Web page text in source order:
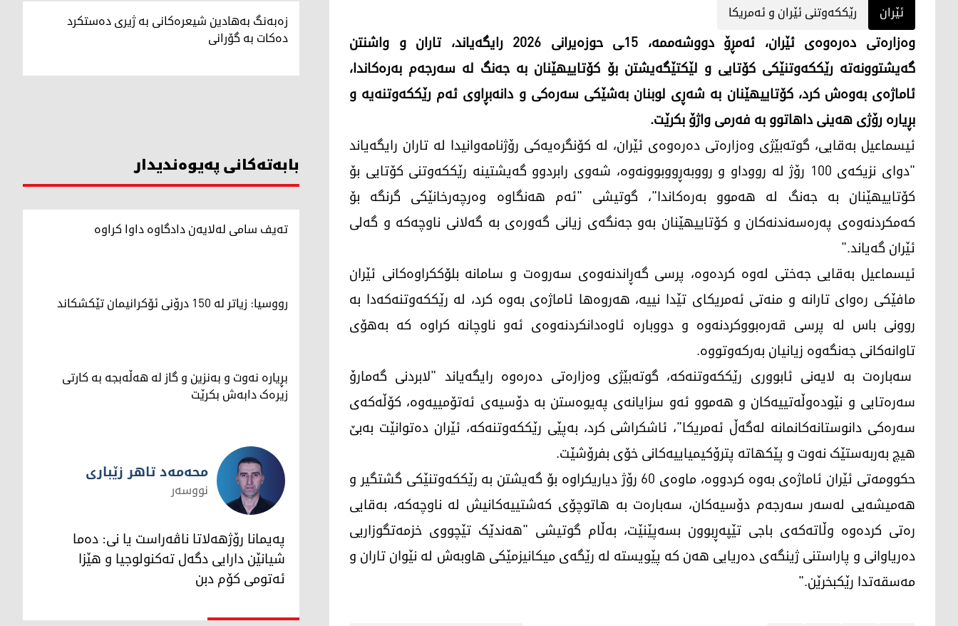
ئێران رێککەوتنی ئێران و ئەمریکا
وەزارەتی دەرەوەی ئێران، ئەمڕۆ دووشەممە، 15ـی حوزەیرانی 2026 رایگەیاند، تاران و واشنتن
گەیشتوونەتە رێککەوتنێکی کۆتایی و لێکتێگەیشتن بۆ کۆتاییهێنان بە جەنگ لە سەرجەم بەرەکاندا،
ئاماژەی بەوەش کرد، کۆتاییهێنان بە شەڕی لوبنان بەشێکی سەرەکی و دانەبڕاوی ئەم رێککەوتنەیە و
بڕیارە رۆژی هەینی داهاتوو بە فەرمی واژۆ بکرێت.
ئیسماعیل بەقایی، گوتەبێژی وەزارەتی دەرەوەی ئێران، لە کۆنگرەیەکی رۆژنامەوانیدا لە تاران رایگەیاند
"دوای نزیکەی 100 رۆژ لە رووداو و رووبەڕووبوونەوە، شەوی رابردوو گەیشتینە رێککەوتنی کۆتایی بۆ
کۆتاییهێنان بە جەنگ لە هەموو بەرەکاندا"، گوتیشی "ئەم هەنگاوە وەرچەرخانێکی گرنگە بۆ
کەمکردنەوەی پەرەسەندنەکان و کۆتاییهێنان بەو جەنگەی زیانی گەورەی بە گەلانی ناوچەکە و گەلی
ئێران گەیاند."
ئیسماعیل بەقایی جەختی لەوە کردەوە، پرسی گەڕاندنەوەی سەروەت و سامانە بلۆککراوەکانی ئێران
مافێکی رەوای تارانە و منەتی ئەمریکای تێدا نییە، هەروەها ئاماژەی بەوە کرد، لە رێککەوتنەکەدا بە
روونی باس لە پرسی قەرەبووکردنەوە و دووبارە ئاوەدانکردنەوەی ئەو ناوچانە کراوە کە بەهۆی
تاوانەکانی جەنگەوە زیانیان بەرکەوتووە.
سەبارەت بە لایەنی ئابووری رێککەوتنەکە، گوتەبێژی وەزارەتی دەرەوە رایگەیاند "لابردنی گەمارۆ
سەرەتایی و نێودەوڵەتییەکان و هەموو ئەو سزایانەی پەیوەستن بە دۆسیەی ئەتۆمییەوە، کۆڵەکەی
سەرەکی دانوستانەکانمانە لەگەڵ ئەمریکا"، ئاشکراشی کرد، بەپێی رێککەوتنەکە، ئێران دەتوانێت بەبێ
هیچ بەربەستێک نەوت و پێکهاتە پترۆکیمیاییەکانی خۆی بفرۆشێت.
حکوومەتی ئێران ئاماژەی بەوە کردووە، ماوەی 60 رۆژ دیاریکراوە بۆ گەیشتن بە رێککەوتنێکی گشتگیر و
هەمیشەیی لەسەر سەرجەم دۆسیەکان، سەبارەت بە هاتوچۆی کەشتییەکانیش لە ناوچەکە، بەقایی
رەتی کردەوە وڵاتەکەی باجی تێپەڕبوون بسەپێنێت، بەڵام گوتیشی "هەندێک تێچووی خزمەتگوزاریی
دەریاوانی و پاراستنی ژینگەی دەریایی هەن کە پێویستە لە رێگەی میکانیزمێکی هاوبەش لە نێوان تاران و
مەسقەتدا رێکبخرێن."
زەبەنگ بەهادین شیعرەکانی بە ژیری دەستکرد
دەکات بە گۆرانی
بابەتەکانی پەیوەندیدار
تەیف سامی لەلایەن دادگاوە داوا کراوە
رووسیا: زیاتر لە 150 درۆنی ئۆکرانیمان تێکشکاند
بڕیارە نەوت و بەنزین و گاز لە هەڵەبجە بە کارتی
زیرەک دابەش بکرێت
محەمەد تاهر زێبارى
محەمەد تاهر زێبارى
نووسەر
پەیمانا رۆژهەلاتا ناڤەراست یا نى: دەما
شیانێن دارایى دگەل تەکنولوجیا و هێزا
ئەتومى کۆم دبن